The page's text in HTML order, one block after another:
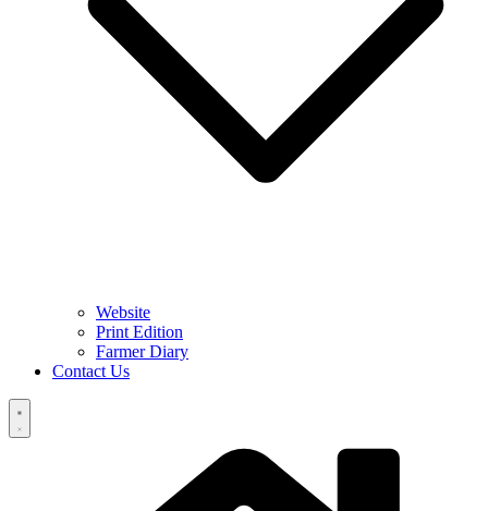
Website
Print Edition
Farmer Diary
Contact Us